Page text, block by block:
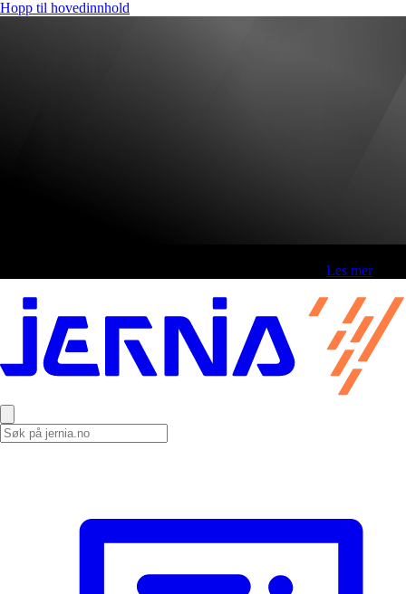
Hopp til hovedinnhold
Les mer